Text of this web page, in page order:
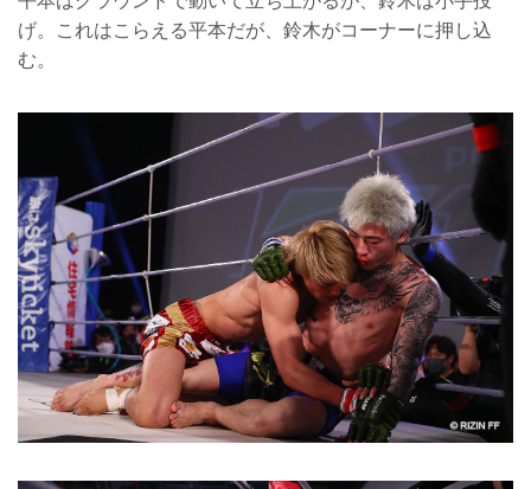
げ。これはこらえる平本だが、鈴木がコーナーに押し込
む。